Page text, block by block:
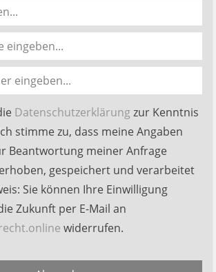
Datenschutzerklärungzur Kenntnis
stimme zu, dass meine Angaben
Beantwortung meiner Anfrage
gespeichert und verarbeitet
Sie können Ihre Einwilligung
Zukunft per E-Mail an
widerrufen.